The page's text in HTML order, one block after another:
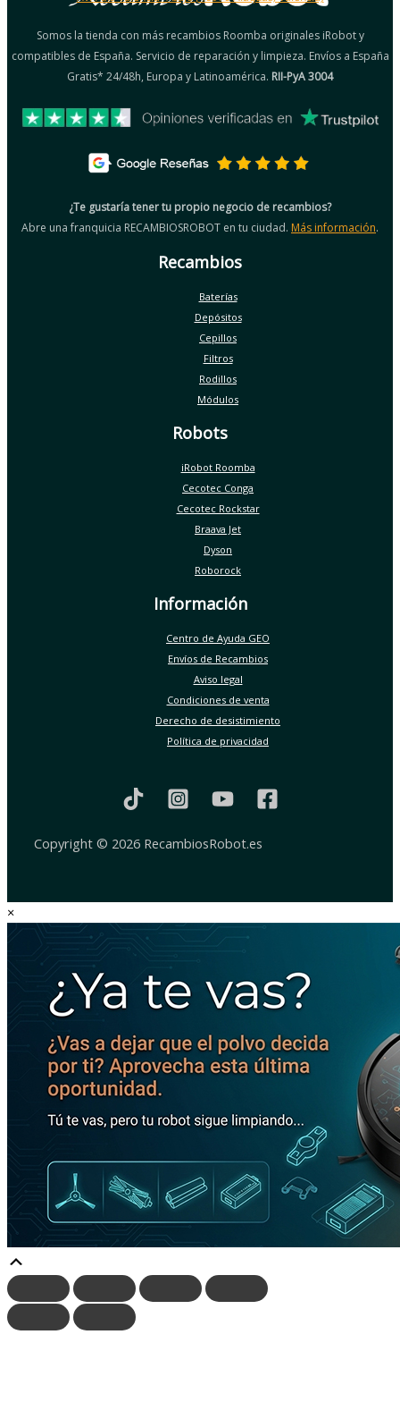
Somos la tienda con más recambios Roomba originales iRobot y
compatibles de España. Servicio de reparación y limpieza. Envíos a España
Gratis* 24/48h, Europa y Latinoamérica. RII-PyA 3004
¿Te gustaría tener tu propio negocio de recambios?
Abre una franquicia RECAMBIOSROBOT en tu ciudad. Más información.
Recambios
Baterías
Depósitos
Cepillos
Filtros
Rodillos
Módulos
Robots
iRobot Roomba
Cecotec Conga
Cecotec Rockstar
Braava Jet
Dyson
Roborock
Información
Centro de Ayuda GEO
Envíos de Recambios
Aviso legal
Condiciones de venta
Derecho de desistimiento
Política de privacidad
Copyright © 2026 RecambiosRobot.es
×